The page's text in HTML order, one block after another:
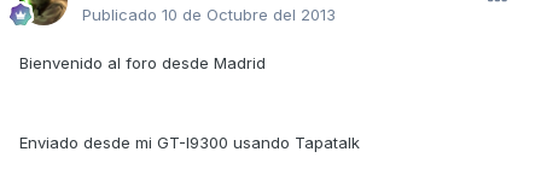
Publicado 10 de Octubre del 2013
Bienvenido al foro desde Madrid
Enviado desde mi GT-I9300 usando Tapatalk